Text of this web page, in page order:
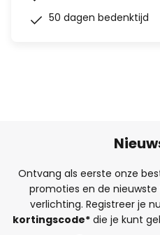
50 dagen bedenktijd
Ontvang als eerste onze
promoties en de
verlichting. Registreer je
kortingscode*die je kunt